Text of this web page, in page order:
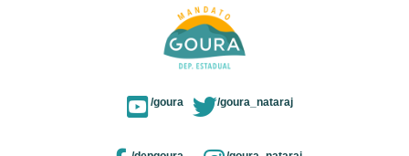
/goura /goura_nataraj